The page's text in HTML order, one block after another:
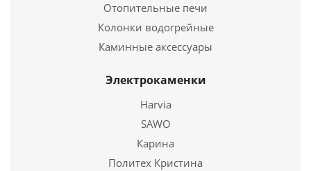
1 691руб.
Отопительные печи
Колонки водогрейные
Каминные аксессуары
Электрокаменки
Harvia
SAWO
Карина
Политех Кристина